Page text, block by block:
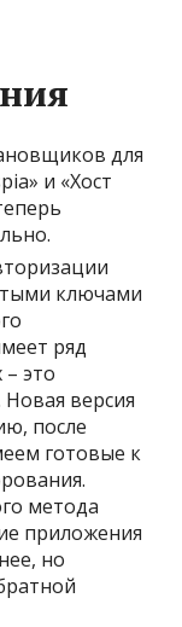
для
и «Хост
ключами
ряд
это
версия
после
готовые к
метода
приложения
но